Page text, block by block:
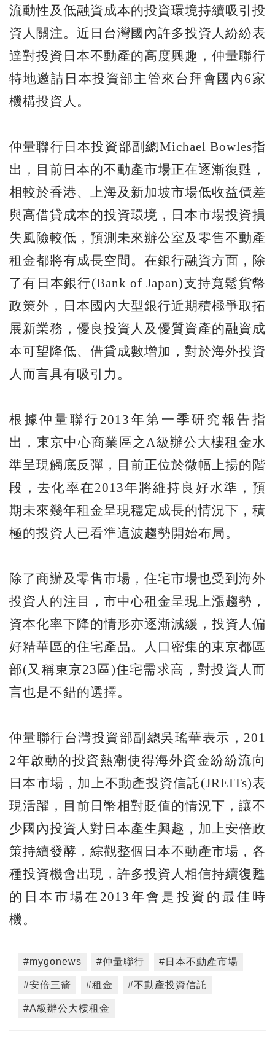
流動性及低融資成本的投資環境持續吸引投
資人關注。近日台灣國內許多投資人紛紛表
達對投資日本不動產的高度興趣，仲量聯行
特地邀請日本投資部主管來台拜會國內6家
機構投資人。
仲量聯行日本投資部副總Michael Bowles指
出，目前日本的不動產市場正在逐漸復甦，
相較於香港、上海及新加坡市場低收益價差
與高借貸成本的投資環境，日本市場投資損
失風險較低，預測未來辦公室及零售不動產
租金都將有成長空間。在銀行融資方面，除
了有日本銀行(Bank of Japan)支持寬鬆貨幣
政策外，日本國內大型銀行近期積極爭取拓
展新業務，優良投資人及優質資產的融資成
本可望降低、借貸成數增加，對於海外投資
人而言具有吸引力。
根據仲量聯行2013年第一季研究報告指
出，東京中心商業區之A級辦公大樓租金水
準呈現觸底反彈，目前正位於微幅上揚的階
段，去化率在2013年將維持良好水準，預
期未來幾年租金呈現穩定成長的情況下，積
極的投資人已看準這波趨勢開始布局。
除了商辦及零售市場，住宅市場也受到海外
投資人的注目，市中心租金呈現上漲趨勢，
資本化率下降的情形亦逐漸減緩，投資人偏
好精華區的住宅產品。人口密集的東京都區
部(又稱東京23區)住宅需求高，對投資人而
言也是不錯的選擇。
仲量聯行台灣投資部副總吳瑤華表示，201
2年啟動的投資熱潮使得海外資金紛紛流向
日本市場，加上不動產投資信託(JREITs)表
現活躍，目前日幣相對貶值的情況下，讓不
少國內投資人對日本產生興趣，加上安倍政
策持續發酵，綜觀整個日本不動產市場，各
種投資機會出現，許多投資人相信持續復甦
的日本市場在2013年會是投資的最佳時
機。
#mygonews #仲量聯行 #日本不動產市場
#安倍三箭 #租金 #不動產投資信託
#A級辦公大樓租金